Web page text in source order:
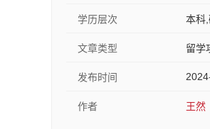
学历层次 本科
文章类型 留学
发布时间
作者 王然